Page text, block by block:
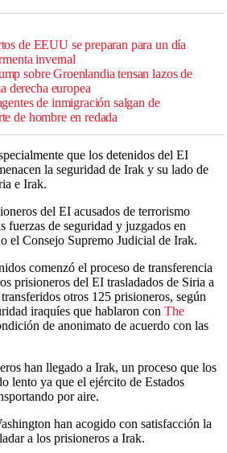
de EEUU se preparan para un día
invernal
sobre Groenlandia tensan lazos de
derecha europea
de inmigración salgan de
de hombre en redada
que los detenidos del EI
la seguridad de Irak y su lado de
e Irak.
del EI acusados de terrorismo
fuerzas de seguridad y juzgados en
el Consejo Supremo Judicial de Irak.
comenzó el proceso de transferencia
prisioneros del EI trasladados de Siria a
otros 125 prisioneros, según
iraquíes que hablaron con The
de anonimato de acuerdo con las
han llegado a Irak, un proceso que los
lento ya que el ejército de Estados
por aire.
han acogido con satisfacción la
a los prisioneros a Irak.